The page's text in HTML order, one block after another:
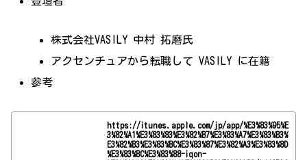
株式会社VASILY 中村 拓磨氏
アクセンチュアから転職して VASILY に在籍
参考
https://itunes.apple.com/jp/app/%E3%83%95%E
3%82%A1%E3%83%83%E3%82%B7%E3%83%A7%E3%83%B3%
E3%82%B3%E3%83%BC%E3%83%87%E3%82%A3%E3%83%8D
%E3%83%BC%E3%83%88-iqon-